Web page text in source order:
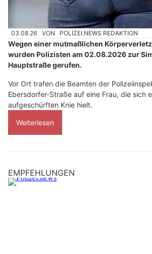
03.08.26 VON POLIZEI.NEWS REDAKTION
Wegen einer mutmaßlichen
wurden Polizisten am 02.08.2026 zur
Hauptstraße gerufen.
Vor Ort trafen die Beamten der
Ebersdorfer-Straße auf eine Frau, die sich
aufgeschürften Knie hielt.
Weiterlesen
EMPFEHLUNGEN